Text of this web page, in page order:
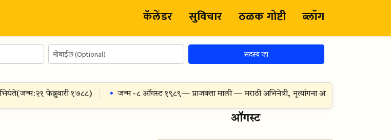
कॅलेंडर सुविचार ठळक गोष्टी ब्लॉग
सदस्य व्हा
(जन्म:२१ फेब्रुवारी १७८८) जन्म -८ ऑगस्ट १९८९— प्राजक्ता माली — मराठी अभिनेत्री, नृत्यांगना आणि कवयित्री, मराठी
ऑगस्ट